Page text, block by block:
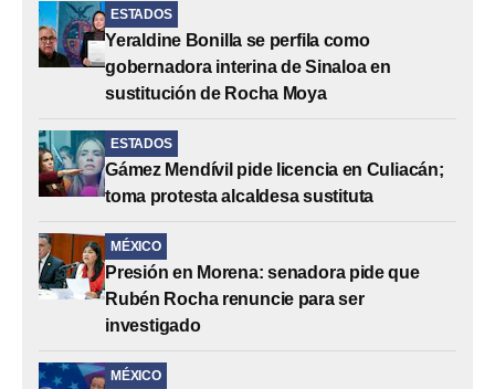
ESTADOS
Yeraldine Bonilla se perfila como
gobernadora interina de Sinaloa en
sustitución de Rocha Moya
ESTADOS
Gámez Mendívil pide licencia en Culiacán;
toma protesta alcaldesa sustituta
MÉXICO
Presión en Morena: senadora pide que
Rubén Rocha renuncie para ser
investigado
MÉXICO